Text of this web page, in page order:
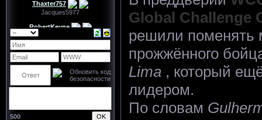
500
Global Challenge
решили поменять
прожжённого
Lima , который
лидером.
По словам